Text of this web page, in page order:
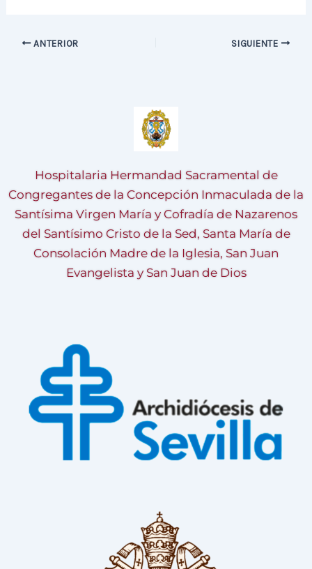
ANTERIOR SIGUIENTE
Hospitalaria Hermandad Sacramental de
Congregantes de la Concepción Inmaculada de la
Santísima Virgen María y Cofradía de Nazarenos
del Santísimo Cristo de la Sed, Santa María de
Consolación Madre de la Iglesia, San Juan
Evangelista y San Juan de Dios